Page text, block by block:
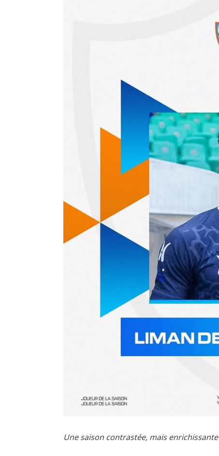
Une saison contrastée, mais enrichissante